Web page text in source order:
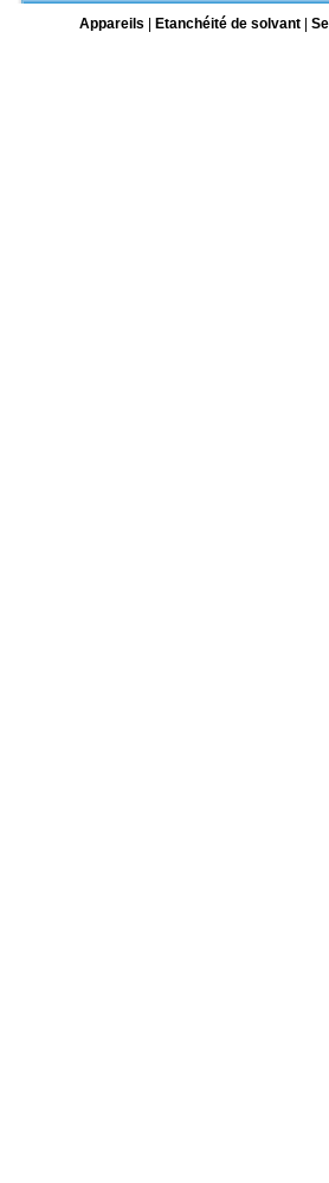
Appareils
Etanchéité de solvant